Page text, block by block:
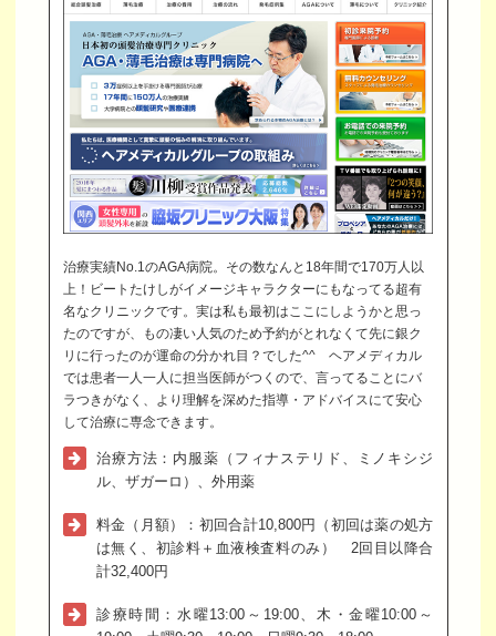
治療実績No.1のAGA病院。その数なんと18年間で170万人以
上！ビートたけしがイメージキャラクターにもなってる超有
名なクリニックです。実は私も最初はここにしようかと思っ
たのですが、もの凄い人気のため予約がとれなくて先に銀ク
リに行ったのが運命の分かれ目？でした^^ ヘアメディカル
では患者一人一人に担当医師がつくので、言ってることにバ
ラつきがなく、より理解を深めた指導・アドバイスにて安心
して治療に専念できます。
治療方法：内服薬（フィナステリド、ミノキシジ
ル、ザガーロ）、外用薬
料金（月額）：初回合計10,800円（初回は薬の処方
は無く、初診料＋血液検査料のみ） 2回目以降合
計32,400円
診療時間：水曜13:00～19:00、木・金曜10:00～